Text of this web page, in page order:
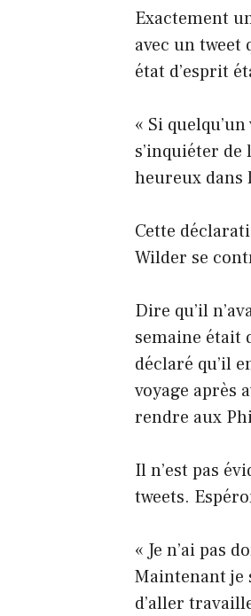
Exactement
avec un tweet
état d’esprit
« Si
s’inquiéter
heureux dans
Cette
Wilder se
Dire qu’il
semaine était
déclaré qu’il
voyage après
rendre aux
Il n’est pas
tweets.
« Je n’ai pas
Maintenant je
d’aller